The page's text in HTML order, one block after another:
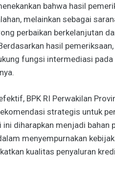
bahwa hasil
melainkan sebagai
perbaikan berkelanjutan
hasil
fungsi intermediasi pada
BPK RI Perwakilan
strategis untuk
ini diharapkan menjadi
menyempurnakan
kualitas penyaluran